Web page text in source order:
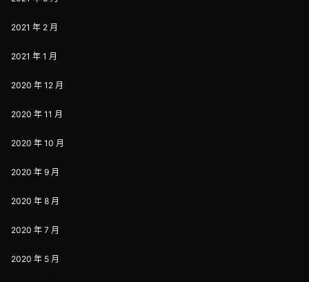
2021 年 2 月
2021 年 1 月
2020 年 12 月
2020 年 11 月
2020 年 10 月
2020 年 9 月
2020 年 8 月
2020 年 7 月
2020 年 5 月